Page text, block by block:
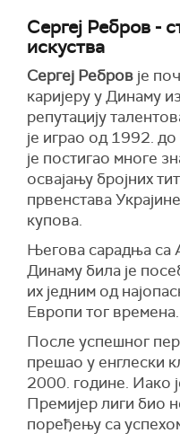
Сергеј Ребров -
искуства
Сергеј Ребров је
каријеру у Динаму
репутацију
је играо од 1992.
је постигао многе
освајању бројних
првенстава
купова.
Његова сарадња са
Динаму била је
их једним од
Европи тог времена.
После успешног
прешао у енглески
2000. године. Иако
Премијер лиги био
поређењу са